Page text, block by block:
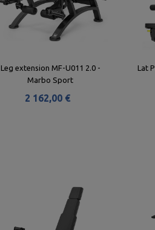
Leg extension MF-U011 2.0 -
Marbo Sport
2 162,00 €
Lat